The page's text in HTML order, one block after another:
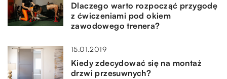
Dlaczego warto rozpocząć przygodę
z ćwiczeniami pod okiem
zawodowego trenera?
15.01.2019
Kiedy zdecydować się na montaż
drzwi przesuwnych?